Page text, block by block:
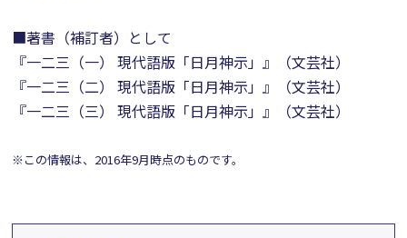
■著書（補訂者）として
『一二三（一） 現代語版「日月神示」』（文芸社）
『一二三（二） 現代語版「日月神示」』（文芸社）
『一二三（三） 現代語版「日月神示」』（文芸社）
※この情報は、2016年9月時点のものです。